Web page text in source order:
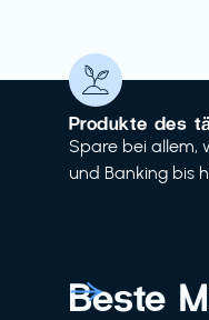
Produkte des
Spare bei allem,
und Banking bis
Beste